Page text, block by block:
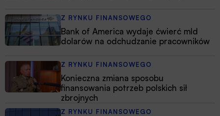
Z RYNKU FINANSOWEGO
Bank of America wydaje ćwierć mld
dolarów na odchudzanie pracowników
Z RYNKU FINANSOWEGO
Konieczna zmiana sposobu
finansowania potrzeb polskich sił
zbrojnych
Z RYNKU FINANSOWEGO